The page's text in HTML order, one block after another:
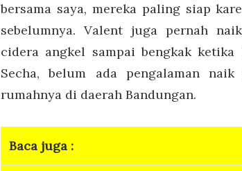
bersama saya, mereka paling siap
sebelumnya. Valent juga pernah
cidera angkel sampai bengkak ketika
Secha, belum ada pengalaman
rumahnya di daerah Bandungan.
Baca juga :